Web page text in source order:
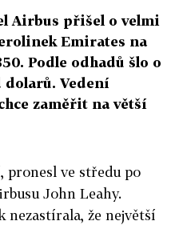
Airbus přišel o velmi
Emirates na
Podle odhadů šlo o
dolarů. Vedení
zaměřit na větší
pronesl ve středu po
John Leahy.
nezastírala, že největší